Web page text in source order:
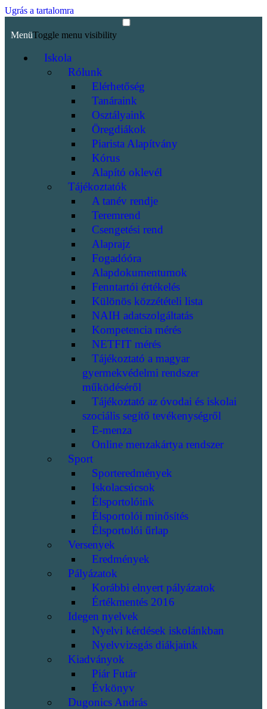
Ugrás a tartalomra
MenüToggle menu visibility
Iskola
Rólunk
Elérhetőség
Tanáraink
Osztályaink
Öregdiákok
Piarista Alapítvány
Kórus
Alapító oklevél
Tájékoztatók
A tanév rendje
Teremrend
Csengetési rend
Alaprajz
Fogadóóra
Alapdokumentumok
Fenntartói értékelés
Különös közzétételi lista
NAIH adatszolgáltatás
Kompetencia mérés
NETFIT mérés
Tájékoztató a magyar
gyermekvédelmi rendszer
működéséről
Tájékoztató az óvodai és iskolai
szociális segítő tevékenységről
E-menza
Online menzakártya rendszer
Sport
Sporteredmények
Iskolacsúcsok
Élsportolóink
Élsportolói minősítés
Élsportolói űrlap
Versenyek
Eredmények
Pályázatok
Korábbi elnyert pályázatok
Értékmentés 2016
Idegen nyelvek
Nyelvi kérdések iskolánkban
Nyelvvizsgás diákjaink
Kiadványok
Piár Futár
Évkönyv
Dugonics András